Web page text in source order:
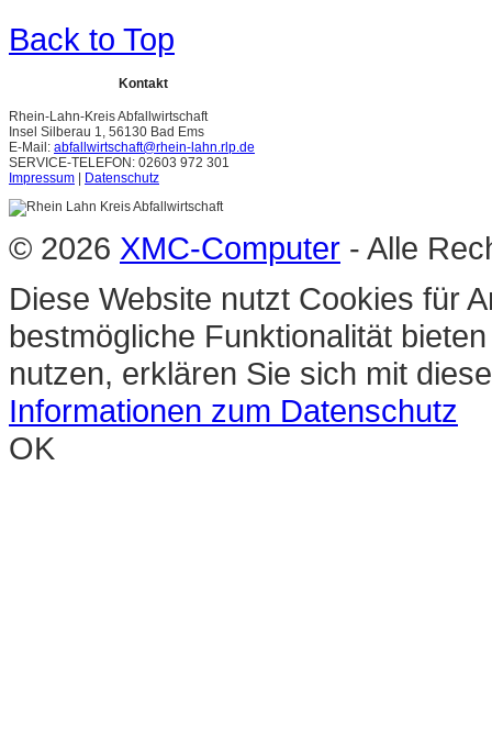
Back to Top
Kontakt
Rhein-Lahn-Kreis Abfallwirtschaft
Insel Silberau 1, 56130 Bad Ems
E-Mail: abfallwirtschaft@rhein-lahn.rlp.de
SERVICE-TELEFON: 02603 972 301
Impressum | Datenschutz
© 2026 XMC-Computer - Alle
Diese Website nutzt Cookies für
bestmögliche Funktionalität
nutzen, erklären Sie sich mit
Informationen zum Datenschutz
OK